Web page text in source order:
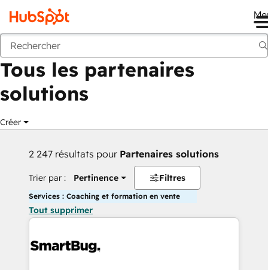
Retour
Tous les partenaires
solutions
Créer
2 247 résultats pour Partenaires solutions
Trier par : Pertinence Filtres
Services : Coaching et formation en vente
Tout supprimer